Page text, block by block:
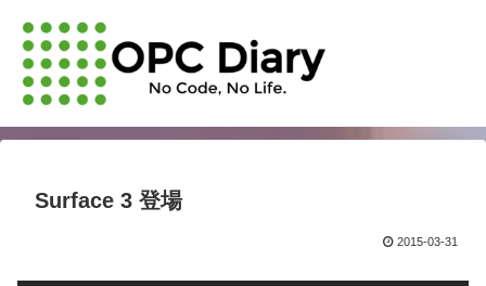
Surface 3 登場
2015-03-31